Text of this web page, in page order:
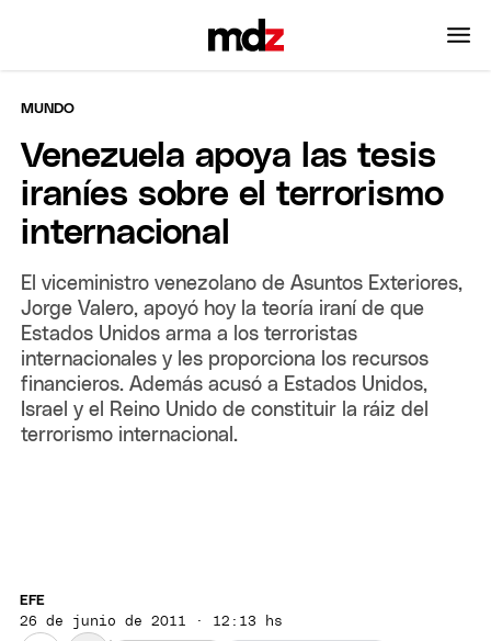
MUNDO
Venezuela apoya las tesis
iraníes sobre el terrorismo
internacional
El viceministro venezolano de Asuntos Exteriores,
Jorge Valero, apoyó hoy la teoría iraní de que
Estados Unidos arma a los terroristas
internacionales y les proporciona los recursos
financieros. Además acusó a Estados Unidos,
Israel y el Reino Unido de constituir la ráiz del
terrorismo internacional.
EFE
26 de junio de 2011 · 12:13 hs